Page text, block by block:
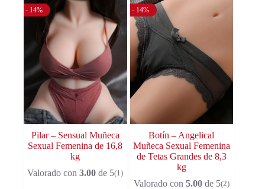
- 14%
Pilar – Sensual Muñeca
Sexual Femenina de 16,8
kg
Valorado con3.00 de 5(1)
- 14%
Botín – Angelical
Muñeca Sexual Femenina
de Tetas Grandes de 8,3
kg
Valorado con 5.00de 5(2)